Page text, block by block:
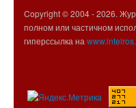
Copyright © 2004 -2026.
полном или частичном
гиперссылка на